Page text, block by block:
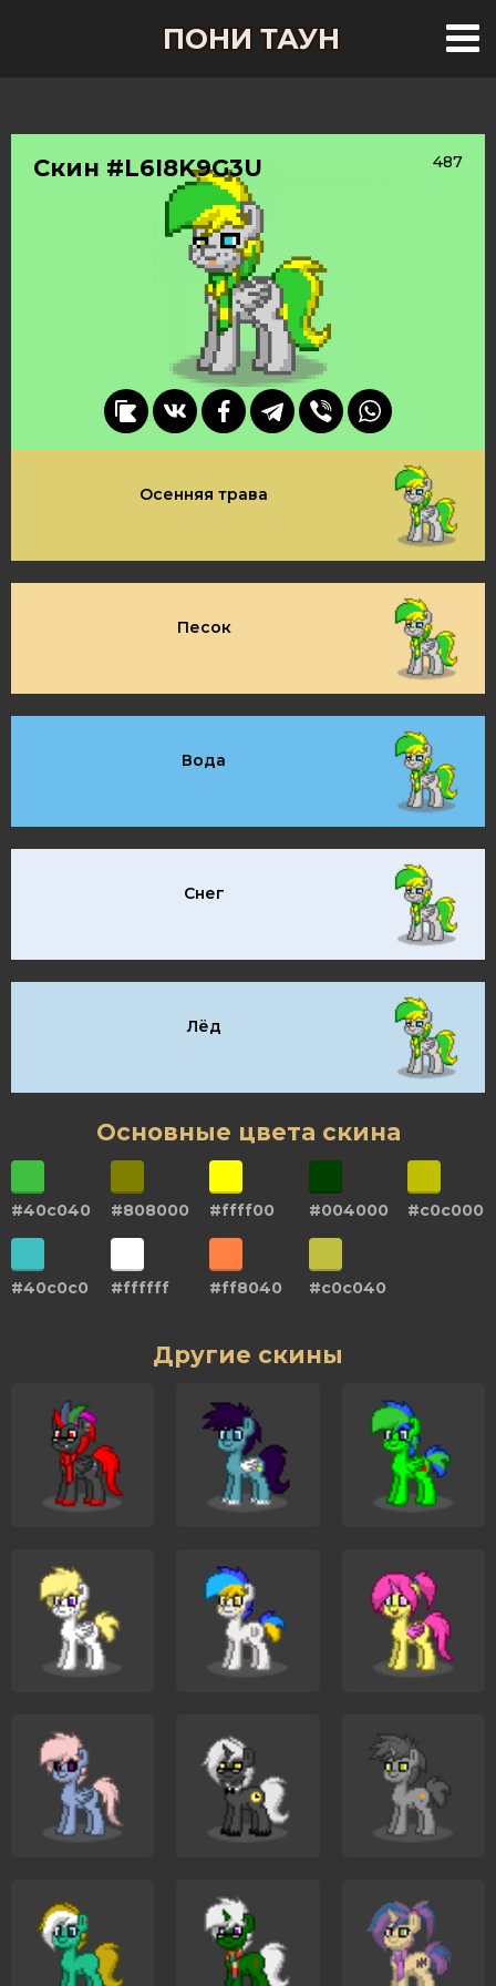
ПОНИ ТАУН
Скин #L6I8K9G3U 487
Осенняя трава
Песок
Вода
Снег
Лёд
Основные цвета скина
#40c040 #808000 #ffff00 #004000 #c0c000
#40c0c0 #ffffff #ff8040 #c0c040
Другие скины